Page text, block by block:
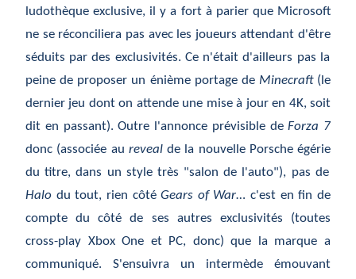
ludothèque exclusive, il y a fort à parier que Microsoft
ne se réconciliera pas avec les joueurs attendant d'être
séduits par des exclusivités. Ce n'était d'ailleurs pas la
peine de proposer un énième portage de Minecraft(le
dernier jeu dont on attende une mise à jour en 4K, soit
dit en passant). Outre l'annonce prévisibledeForza 7
donc (associée au revealde la nouvelle Porsche égérie
du titre, dans un style très "salon de l'auto"), pas de
Halo du tout, rien côté Gears of War… c'est en fin de
compte du côté de ses autres exclusivités (toutes
cross-play Xbox One et PC, donc) que la marque a
communiqué. S'ensuivra un intermède émouvant